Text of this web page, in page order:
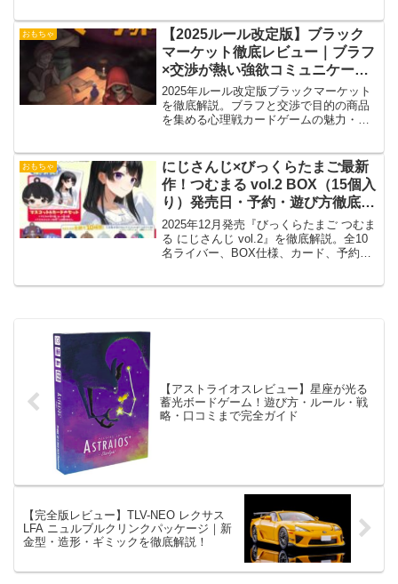
ティゲームです。
おもちゃ
【2025ルール改定版】ブラック
マーケット徹底レビュー｜ブラフ
×交渉が熱い強欲コミュニケーシ
ョン型カードゲーム
2025年ルール改定版ブラックマーケット
を徹底解説。ブラフと交渉で目的の商品
を集める心理戦カードゲームの魅力・変
おもちゃ
にじさんじ×びっくらたまご最新
作！つむまる vol.2 BOX（15個入
り）発売日・予約・遊び方徹底解
説
2025年12月発売『びっくらたまご つむま
る にじさんじ vol.2』を徹底解説。全10
名ライバー、BOX仕様、カード、予約情
【アストライオスレビュー】星座が光る
蓄光ボードゲーム！遊び方・ルール・戦
略・口コミまで完全ガイド
【完全版レビュー】TLV-NEO レクサス
LFA ニュルブルクリンクパッケージ｜新
金型・造形・ギミックを徹底解説！